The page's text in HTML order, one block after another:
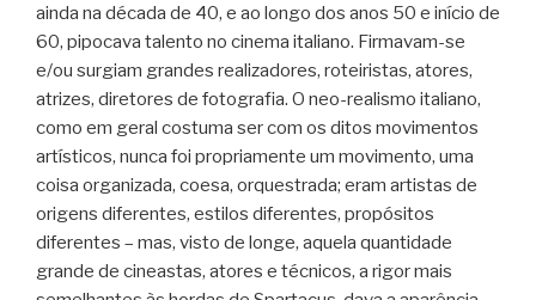
ainda na década de 40, e ao longo dos anos 50 e início de
60, pipocava talento no cinema italiano. Firmavam-se
e/ou surgiam grandes realizadores, roteiristas, atores,
atrizes, diretores de fotografia. O neo-realismo italiano,
como em geral costuma ser com os ditos movimentos
artísticos, nunca foi propriamente um movimento, uma
coisa organizada, coesa, orquestrada; eram artistas de
origens diferentes, estilos diferentes, propósitos
diferentes – mas, visto de longe, aquela quantidade
grande de cineastas, atores e técnicos, a rigor mais